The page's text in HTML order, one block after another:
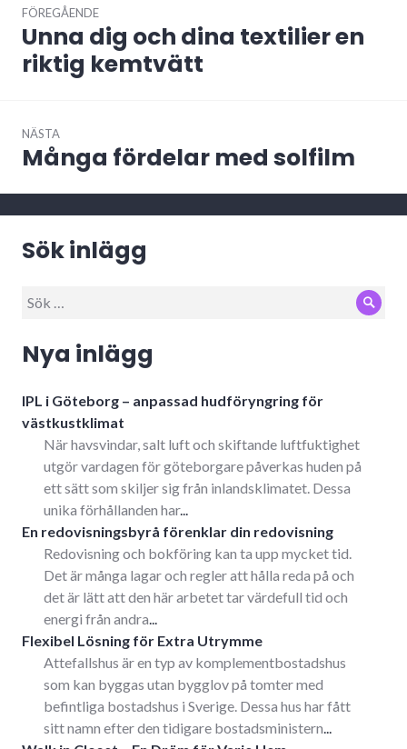
FÖREGÅENDE
Föregående
inlägg:
Unna dig och dina textilier en
riktig kemtvätt
NÄSTA
Nästa
Många fördelar med solfilm
Sök inlägg
Sök
Sök
Nya inlägg
IPL i Göteborg – anpassad hudföryngring för
västkustklimat
När havsvindar, salt luft och skiftande luftfuktighet
utgör vardagen för göteborgare påverkas huden på
ett sätt som skiljer sig från inlandsklimatet. Dessa
unika förhållanden har...
En redovisningsbyrå förenklar din redovisning
Redovisning och bokföring kan ta upp mycket tid.
Det är många lagar och regler att hålla reda på och
det är lätt att den här arbetet tar värdefull tid och
energi från andra
Flexibel Lösning för Extra Utrymme
Attefallshus är en typ av komplementbostadshus
som kan byggas utan bygglov på tomter med
befintliga bostadshus i Sverige. Dessa hus har fått
sitt namn efter den tidigare bostadsministern